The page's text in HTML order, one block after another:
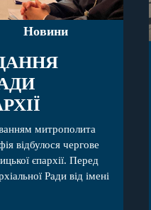
Новини
митрополита
відбулося чергове
єпархії. Перед
Ради від імені